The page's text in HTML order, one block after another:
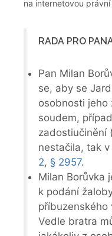
na internetovou
RADA PRO
Pan Milan
se, aby se
osobnosti jeho
soudem,
zadostiučinění
nestačila, tak
2, § 2957.
Milan Borůvka
k podání
příbuzenského
Vedle bratra